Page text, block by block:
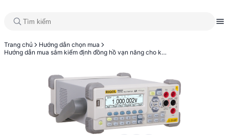
Trang chủ
Hướng dẫn chọn mua
Hướng dẫn mua sắm kiểm định đồng hồ vạn năng cho kỹ sư và nhà quản lý B2B